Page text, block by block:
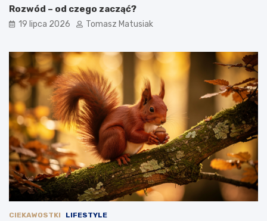
Rozwód – od czego zacząć?
19 lipca 2026 Tomasz Matusiak
CIEKAWOSTKI LIFESTYLE